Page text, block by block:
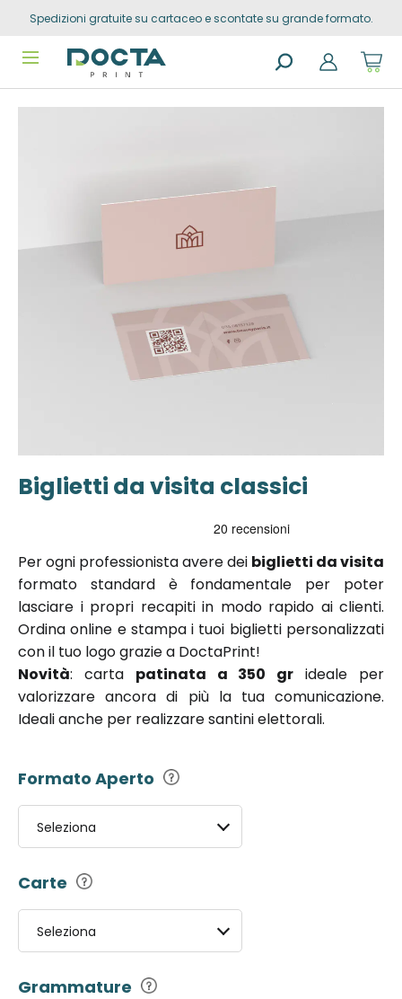
Skip to
Spedizioni gratuite su cartaceo e scontate su grande formato.
Biglietti da visita classici
Vai
all'inizio
immagini
Per ogni professionista avere dei biglietti da visita
formato standard è fondamentale per poter
lasciare i propri recapiti in modo rapido ai clienti.
Ordina online e stampa i tuoi biglietti personalizzati
con il tuo logo grazie a DoctaPrint!
Novità: carta patinata a 350 gr ideale per
valorizzare ancora di più la tua comunicazione.
Ideali anche per realizzare santini elettorali.
Formato Aperto
Seleziona
Carte
Seleziona
Grammature